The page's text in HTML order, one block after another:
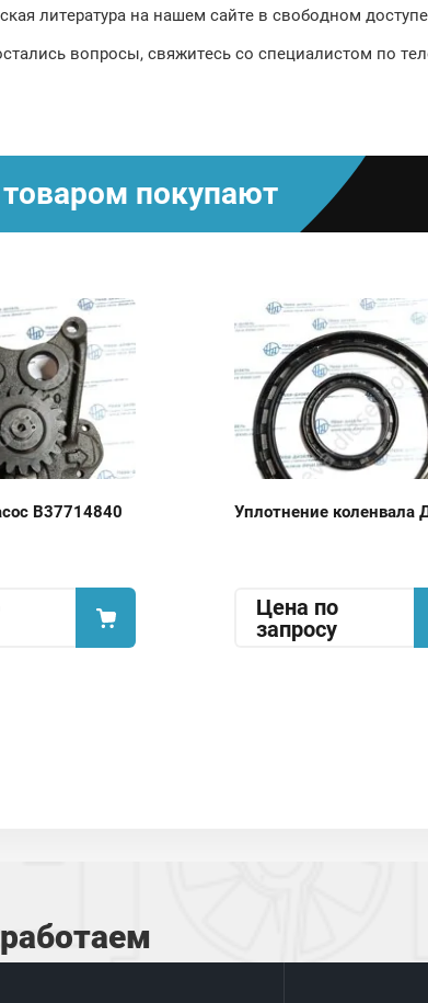
литература на нашем сайте в свободном
вопросы, свяжитесь со специалистом по
покупают
В37714840 Уплотнение коленвала
Цена по
запросу